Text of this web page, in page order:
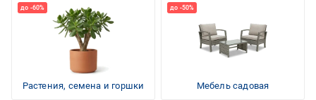
Растения, семена и горшки Мебель садовая